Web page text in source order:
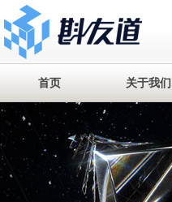
首页 关于我们